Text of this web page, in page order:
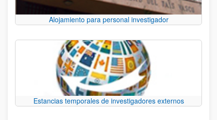
Alojamiento para personal investigador
Estancias temporales de investigadores externos